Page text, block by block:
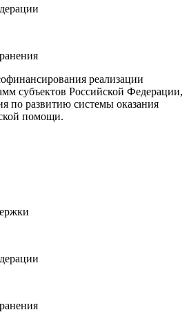
реализации
субъектов Российской Федерации,
по развитию системы оказания
помощи.